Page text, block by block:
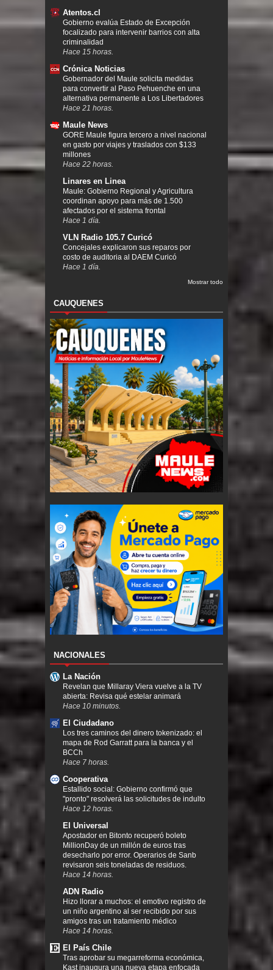
Atentos.cl
Gobierno evalúa Estado de Excepción
focalizado para intervenir barrios con alta
criminalidad
Hace 15 horas.
Crónica Noticias
Gobernador del Maule solicita medidas
para convertir al Paso Pehuenche en una
alternativa permanente a Los Libertadores
Hace 21 horas.
Maule News
GORE Maule figura tercero a nivel nacional
en gasto por viajes y traslados con $133
millones
Hace 22 horas.
Linares en Linea
Maule: Gobierno Regional y Agricultura
coordinan apoyo para más de 1.500
afectados por el sistema frontal
Hace 1 día.
VLN Radio 105.7 Curicó
Concejales explicaron sus reparos por
costo de auditoria al DAEM Curicó
Hace 1 día.
Mostrar todo
CAUQUENES
NACIONALES
La Nación
Revelan que Millaray Viera vuelve a la TV
abierta: Revisa qué estelar animará
Hace 10 minutos.
El Ciudadano
Los tres caminos del dinero tokenizado: el
mapa de Rod Garratt para la banca y el
BCCh
Hace 7 horas.
Cooperativa
Estallido social: Gobierno confirmó que
"pronto" resolverá las solicitudes de indulto
Hace 12 horas.
El Universal
Apostador en Bitonto recuperó boleto
MillionDay de un millón de euros tras
desecharlo por error. Operarios de Sanb
revisaron seis toneladas de residuos.
Hace 14 horas.
ADN Radio
Hizo llorar a muchos: el emotivo registro de
un niño argentino al ser recibido por sus
amigos tras un tratamiento médico
Hace 14 horas.
El País Chile
Tras aprobar su megarreforma económica,
Kast inaugura una nueva etapa enfocada